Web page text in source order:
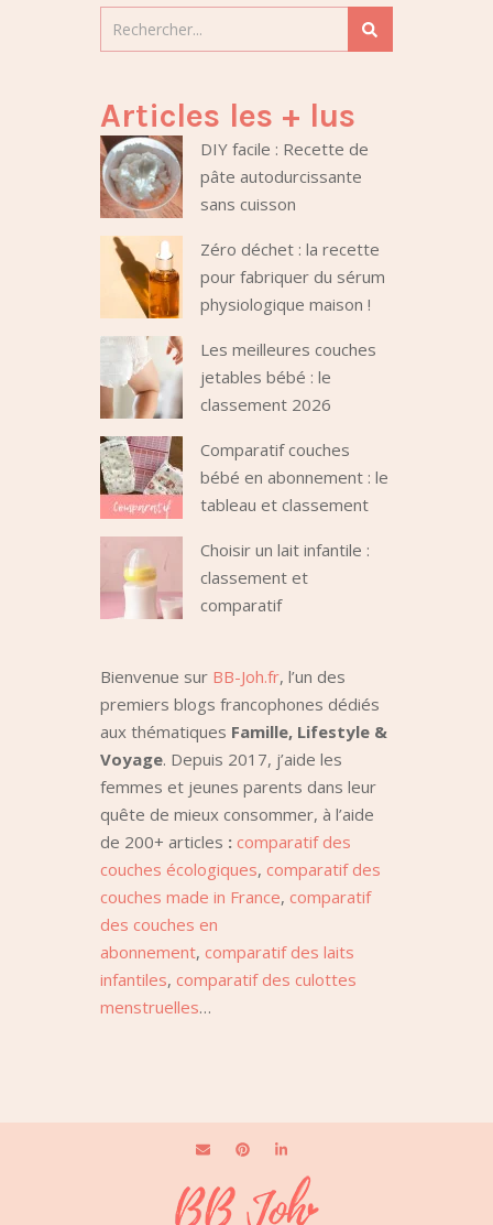
Articles les + lus
DIY facile : Recette de
pâte autodurcissante
sans cuisson
Zéro déchet : la recette
pour fabriquer du sérum
physiologique maison !
Les meilleures couches
jetables bébé : le
classement 2026
Comparatif couches
bébé en abonnement : le
tableau et classement
Choisir un lait infantile :
classement et
comparatif
Bienvenue sur BB-Joh.fr, l’un des
premiers blogs francophones dédiés
aux thématiques Famille, Lifestyle &
Voyage. Depuis 2017, j’aide les
femmes et jeunes parents dans leur
quête de mieux consommer, à l’aide
de 200+ articles : comparatif des
couches écologiques, comparatif des
couches made in France, comparatif
des couches en
abonnement, comparatif des laits
infantiles, comparatif des culottes
menstruelles…